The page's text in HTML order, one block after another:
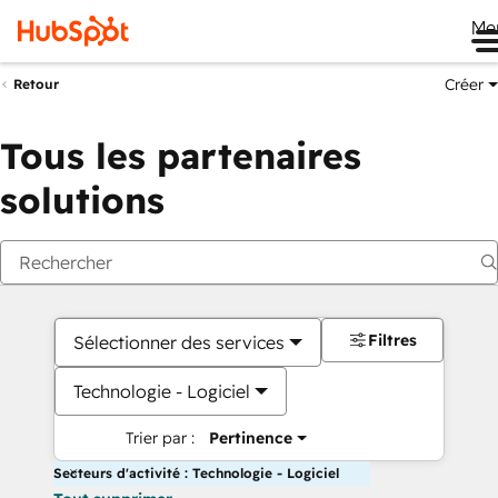
Retour Créer
Tous les partenaires
solutions
Sélectionner des services
Technologie - Logiciel
Trier par : Pertinence
Filtres
Secteurs d'activité : Technologie - Logiciel